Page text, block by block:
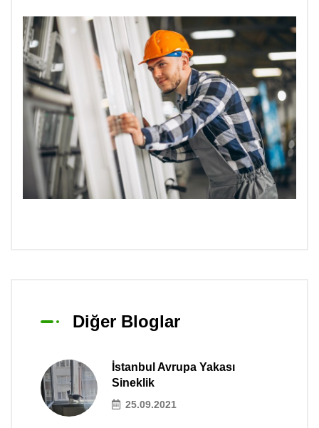
Diğer Bloglar
İstanbul Avrupa Yakası
Sineklik
25.09.2021